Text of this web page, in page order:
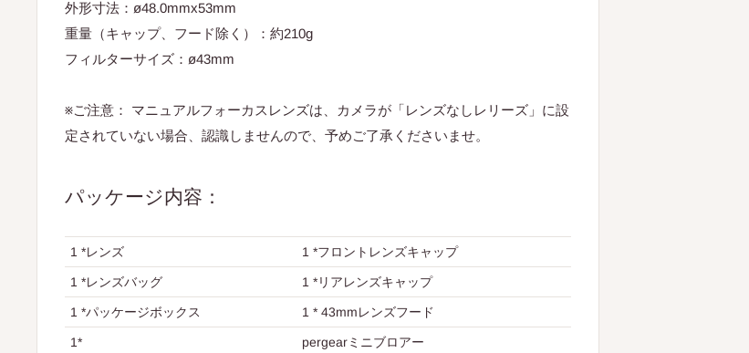
外形寸法：ø48.0mmx53mm
重量（キャップ​​、フード除く）：約210g
フィルターサイズ：ø43mm
※ご注意： マニュアルフォーカスレンズは、カメラが「レンズなしレリーズ」に設
定されていない場合、認識しませんので、予めご了承くださいませ。
パッケージ内容：
1 *レンズ 1 *フロントレンズキャップ
1 *レンズバッグ 1 *リアレンズキャップ
1 *パッケージボックス 1 * 43mmレンズフード
1* pergearミニブロアー